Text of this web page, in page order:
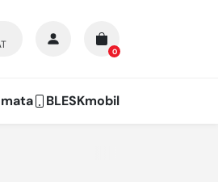
0
BLESKmobil